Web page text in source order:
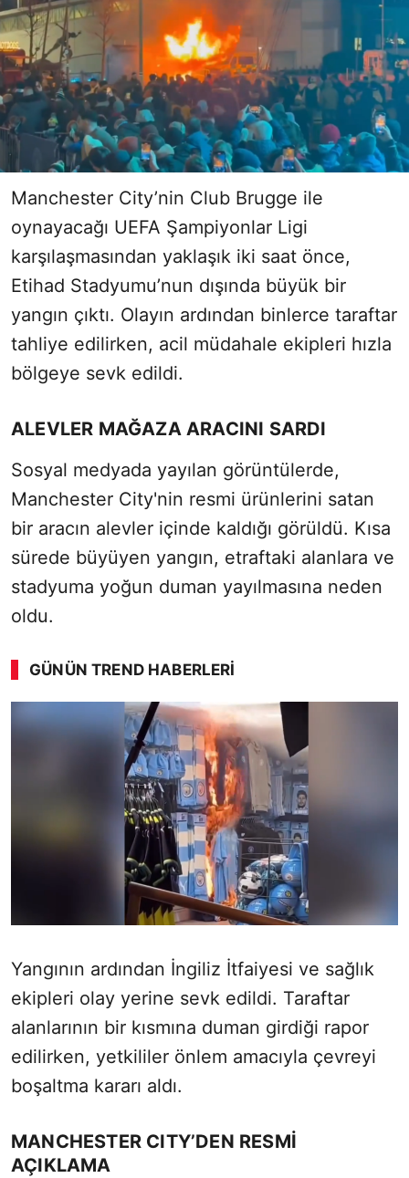
Manchester City’nin Club Brugge ile
oynayacağı UEFA Şampiyonlar Ligi
karşılaşmasından yaklaşık iki saat önce,
Etihad Stadyumu’nun dışında büyük bir
yangın çıktı. Olayın ardından binlerce taraftar
tahliye edilirken, acil müdahale ekipleri hızla
bölgeye sevk edildi.
ALEVLER MAĞAZA ARACINI SARDI
Sosyal medyada yayılan görüntülerde,
Manchester City'nin resmi ürünlerini satan
bir aracın alevler içinde kaldığı görüldü. Kısa
sürede büyüyen yangın, etraftaki alanlara ve
stadyuma yoğun duman yayılmasına neden
oldu.
GÜNÜN TREND HABERLERI
Yangının ardından İngiliz İtfaiyesi ve sağlık
ekipleri olay yerine sevk edildi. Taraftar
alanlarının bir kısmına duman girdiği rapor
edilirken, yetkililer önlem amacıyla çevreyi
boşaltma kararı aldı.
MANCHESTER CITY’DEN RESMİ
AÇIKLAMA